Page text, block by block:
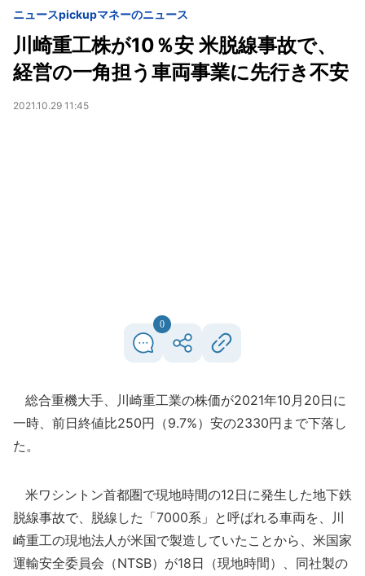
ニュースpickupマネーのニュース
川崎重工株が10％安 米脱線事故で、
経営の一角担う車両事業に先行き不安
2021.10.29 11:45
0
総合重機大手、川崎重工業の株価が2021年10月20日に
一時、前日終値比250円（9.7%）安の2330円まで下落し
た。
米ワシントン首都圏で現地時間の12日に発生した地下鉄
脱線事故で、脱線した「7000系」と呼ばれる車両を、川
崎重工の現地法人が米国で製造していたことから、米国家
運輸安全委員会（NTSB）が18日（現地時間）、同社製の